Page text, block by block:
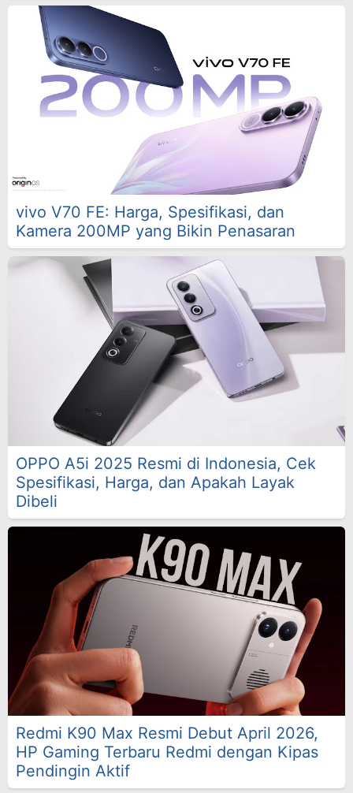
vivo V70 FE: Harga, Spesifikasi, dan
Kamera 200MP yang Bikin Penasaran
OPPO A5i 2025 Resmi di Indonesia, Cek
Spesifikasi, Harga, dan Apakah Layak
Dibeli
Redmi K90 Max Resmi Debut April 2026,
HP Gaming Terbaru Redmi dengan Kipas
Pendingin Aktif